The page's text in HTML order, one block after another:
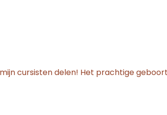
cursisten delen! Het prachtige